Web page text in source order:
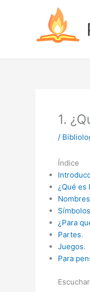
1.
/
Índice
¿Qué es
Símbolos
¿Para
Partes.
Juegos.
Para